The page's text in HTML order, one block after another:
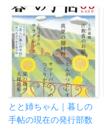
とと姉ちゃん｜暮しの
手帖の現在の発行部数